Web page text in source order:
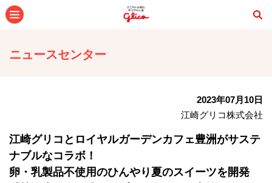
ニュースセンター
2023年07月10日
江崎グリコ株式会社
江崎グリコとロイヤルガーデンカフェ豊洲がサステ
ナブルなコラボ！
卵・乳製品不使用のひんやり夏のスイーツを開発